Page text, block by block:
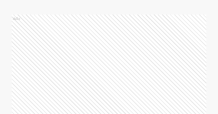
Ads